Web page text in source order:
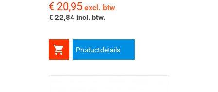
Prijs
€ 20,95 excl. btw
€ 22,84 incl. btw.
 Productdetails